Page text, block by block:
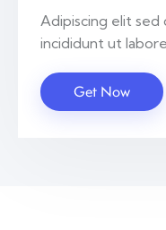
Adipiscing elit
incididunt ut
Get Now